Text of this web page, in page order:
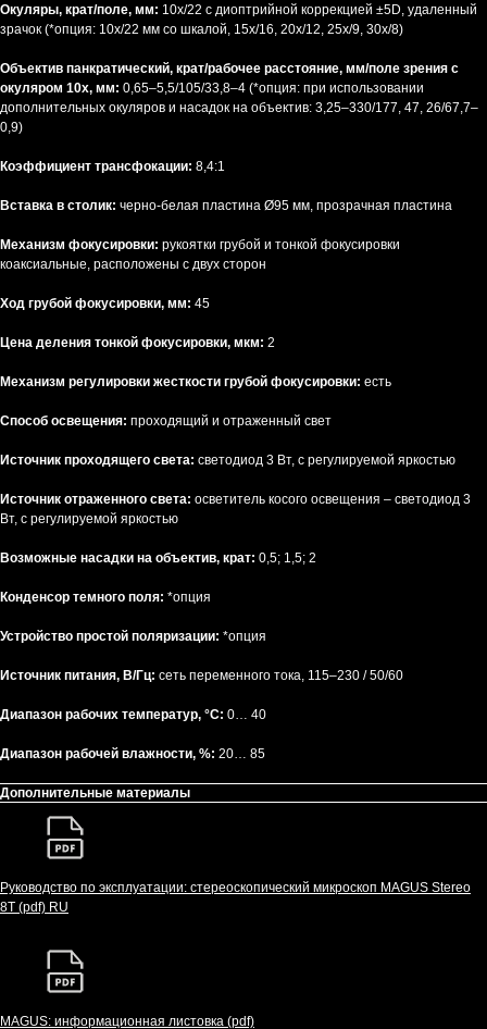
Окуляры, крат/поле, мм: 10x/22 с диоптрийной коррекцией ±5D, удаленный
зрачок (*опция: 10x/22 мм со шкалой, 15x/16, 20х/12, 25x/9, 30x/8)
Объектив панкратический, крат/рабочее расстояние, мм/поле зрения с
окуляром 10х, мм: 0,65–5,5/105/33,8–4 (*опция: при использовании
дополнительных окуляров и насадок на объектив: 3,25–330/177, 47, 26/67,7–
0,9)
Коэффициент трансфокации: 8,4:1
Вставка в столик: черно-белая пластина Ø95 мм, прозрачная пластина
Механизм фокусировки: рукоятки грубой и тонкой фокусировки
коаксиальные, расположены с двух сторон
Ход грубой фокусировки, мм: 45
Цена деления тонкой фокусировки, мкм: 2
Механизм регулировки жесткости грубой фокусировки: есть
Способ освещения: проходящий и отраженный свет
Источник проходящего света: светодиод 3 Вт, с регулируемой яркостью
Источник отраженного света: осветитель косого освещения – светодиод 3
Вт, с регулируемой яркостью
Возможные насадки на объектив, крат: 0,5; 1,5; 2
Конденсор темного поля: *опция
Устройство простой поляризации: *опция
Источник питания, В/Гц: сеть переменного тока, 115–230 / 50/60
Диапазон рабочих температур, °C: 0… 40
Диапазон рабочей влажности, %: 20… 85
Дополнительные материалы
Руководство по эксплуатации: стереоскопический микроскоп MAGUS Stereo
8T (pdf) RU
MAGUS: информационная листовка (pdf)